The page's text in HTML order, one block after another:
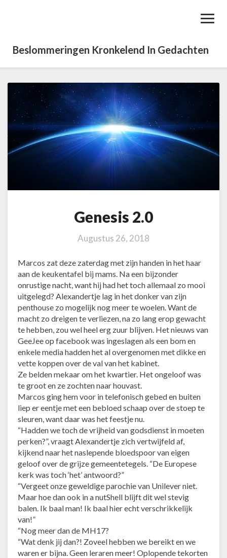
Beslommeringen Kronkelend In Gedachten
n
e
s
i
Genesis 2.0
Augustus 26, 2018
Marcos zat deze zaterdag met zijn handen in het haar
aan de keukentafel bij mams. Na een bijzonder
onrustige nacht, want hij had het toch allemaal zo mooi
uitgelegd? Alexandertje lag in het donker van zijn
penthouse zo mogelijk nog meer te woelen. Want de
macht zo dreigen te verliezen, na zo lang erop gewacht
te hebben, zou wel heel erg zuur blijven. Het nieuws van
GeeJee op facebook was ingeslagen als een bom en
enkele media hadden het al overgenomen met dikke en
vette koppen over de val van het kabinet.
Ze belden mekaar om het kwartier. Het ongeloof was
te groot en ze zochten naar houvast.
Marcos ging hem voor in telefonisch gebed en buiten
liep er eentje met een bebloed schaap over de stoep te
sleuren, want daar was het feestje nu.
“Hadden we toch de vrijheid van godsdienst in moeten
perken?”, vraagt Alexandertje zich vertwijfeld af,
kijkend naar het naslepende bloedspoor van eigen
geloof over de grijze gemeentetegels. “De Europese
kerk was toch ‘het’ antwoord?”
“Vergeet onze geweldige parochie van Unilever niet.
Maar hoe dan ook in a nutShell blijft dit wel stevig
balen. Ik baal man! Ik baal hier echt verschrikkelijk
van!”
“Nog meer dan de MH17?
“Wat denk jij dan?! Zoveel hebben we bereikt en we
waren er bijna. Geen leraren meer! Oplopende tekorten